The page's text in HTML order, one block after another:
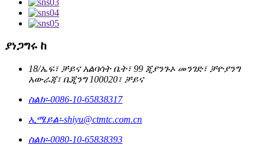
ያነጋግሩ ከ
18/ኤፍ፣ ቻይና አልባሳት ቤት፣ 99 ጂያንጉኦ መንገድ፣ ቻዮያንግ
አውራጃ፣ ቤጂንግ 100020፣ ቻይና
ስልክ፡-0086-10-65838317
ኢሜይል፡-shiyu@ctmtc.com.cn
ስልክ፡-0080-10-65838393